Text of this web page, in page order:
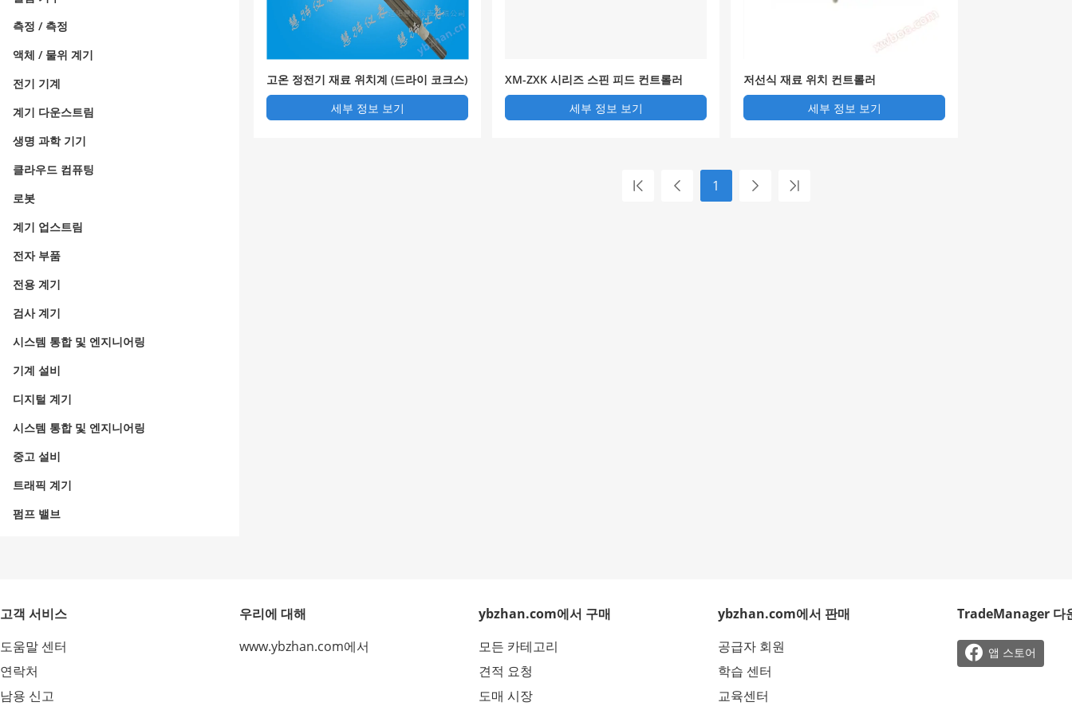
측정 / 측정
액체 / 물위 계기
전기 기계
계기 다운스트림
생명 과학 기기
클라우드 컴퓨팅
로봇
계기 업스트림
전자 부품
전용 계기
검사 계기
시스템 통합 및 엔지니어링
기계 설비
디지털 계기
시스템 통합 및 엔지니어링
중고 설비
트래픽 계기
펌프 밸브
고온 정전기 재료 위치계 (드라이 코크스)
세부 정보 보기
XM-ZXK 시리즈 스핀 피드 컨트롤러
세부 정보 보기
저선식 재료 위치 컨트롤러
세부 정보 보기
1
고객 서비스
도움말 센터
연락처
남용 신고
우리에 대해
www.ybzhan.com에서
ybzhan.com에서 구매
모든 카테고리
견적 요청
도매 시장
ybzhan.com에서 판매
공급자 회원
학습 센터
교육센터
TradeManager 다
 앱 스토어